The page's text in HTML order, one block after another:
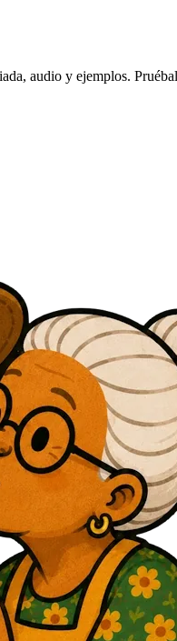
audio y ejemplos.